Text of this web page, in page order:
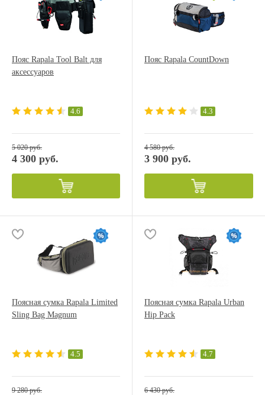
Пояс Rapala Tool Balt для
аксессуаров
4.6
5 020 руб.
4 300 руб.
Пояс Rapala CountDown
4.3
4 580 руб.
3 900 руб.
Поясная сумка Rapala Limited
Sling Bag Magnum
4.5
9 280 руб.
Поясная сумка Rapala Urban
Hip Pack
4.7
6 430 руб.